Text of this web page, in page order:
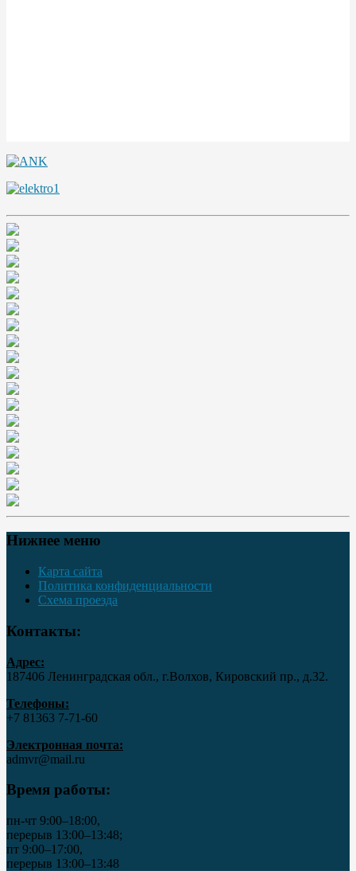
Нижнее меню
Карта сайта
Политика конфиденциальности
Схема проезда
Контакты:
Адрес:
187406 Ленинградская обл., г.Волхов, Кировский пр., д.32.
Телефоны:
+7 81363 7‑71-60
Электронная почта:
admvr@mail.ru
Время работы:
пн-чт 9:00–18:00,
перерыв 13:00–13:48;
пт 9:00–17:00,
перерыв 13:00–13:48